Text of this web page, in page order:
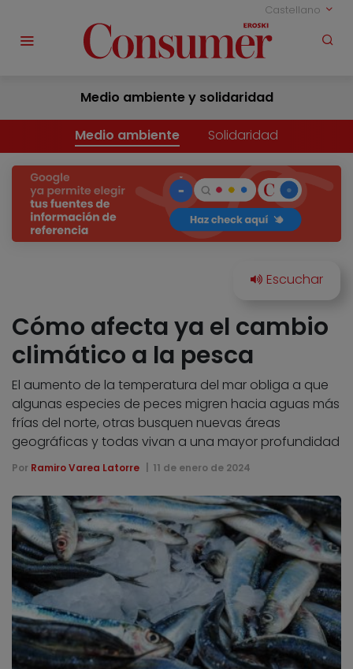
Castellano
Medio ambiente y solidaridad
Medio ambiente Solidaridad
Cómo afecta ya el cambio
climático a la pesca
El aumento de la temperatura del mar obliga a que
algunas especies de peces migren hacia aguas más
frías del norte, otras busquen nuevas áreas
geográficas y todas vivan a una mayor profundidad
Por Ramiro Varea Latorre 11 de enero de 2024